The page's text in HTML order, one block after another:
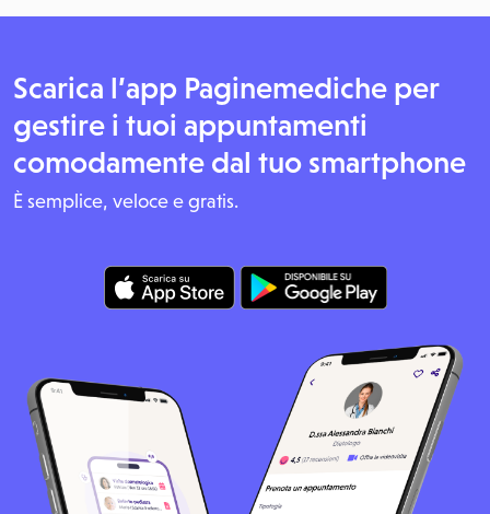
Scarica l’app Paginemediche per
gestire i tuoi appuntamenti
comodamente dal tuo smartphone
È semplice, veloce e gratis.